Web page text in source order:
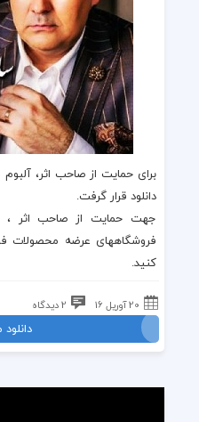
دانلود قرار گرفت.
جهت حمایت از صاحب اثر ،
فروشگاههای عرضه محصولات
کنید.
20 آوریل 16 2 دیدگاه